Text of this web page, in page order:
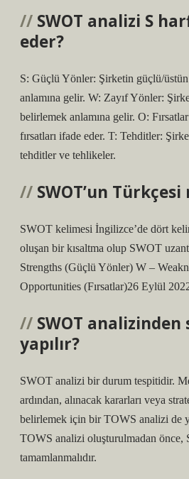
SWOT analizi S
eder?
S: Güçlü Yönler: Şirketin güçlü/
anlamına gelir. W: Zayıf Yönler:
belirlemek anlamına gelir. O:
fırsatları ifade eder. T: Tehditler:
tehditler ve tehlikeler.
SWOT’un
SWOT kelimesi İngilizce’de dört
oluşan bir kısaltma olup SWOT
Strengths (Güçlü Yönler) W –
Opportunities (Fırsatlar)26 Eylül
SWOT analizinden
yapılır?
SWOT analizi bir durum tespitidir.
ardından, alınacak kararları veya
belirlemek için bir TOWS analizi de
TOWS analizi oluşturulmadan önce,
tamamlanmalıdır.